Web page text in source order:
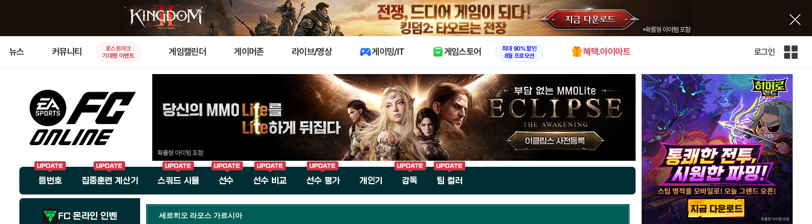
X
뉴스 커뮤니티
로스트아크
기대평 이벤트
게임캘린더 게이머존 라이브/영상 게이밍/IT 게임스토어
최대 90% 할인
8월 프로모션
혜택.아이마트 로그인
인
전
이
트
맵
등번호 집중훈련 계산기 스쿼드 시뮬 선수 선수 비교 선수 평가 개인기 감독 팀 컬러
FC 온라인 인벤 세르히오 라모스 가르시아